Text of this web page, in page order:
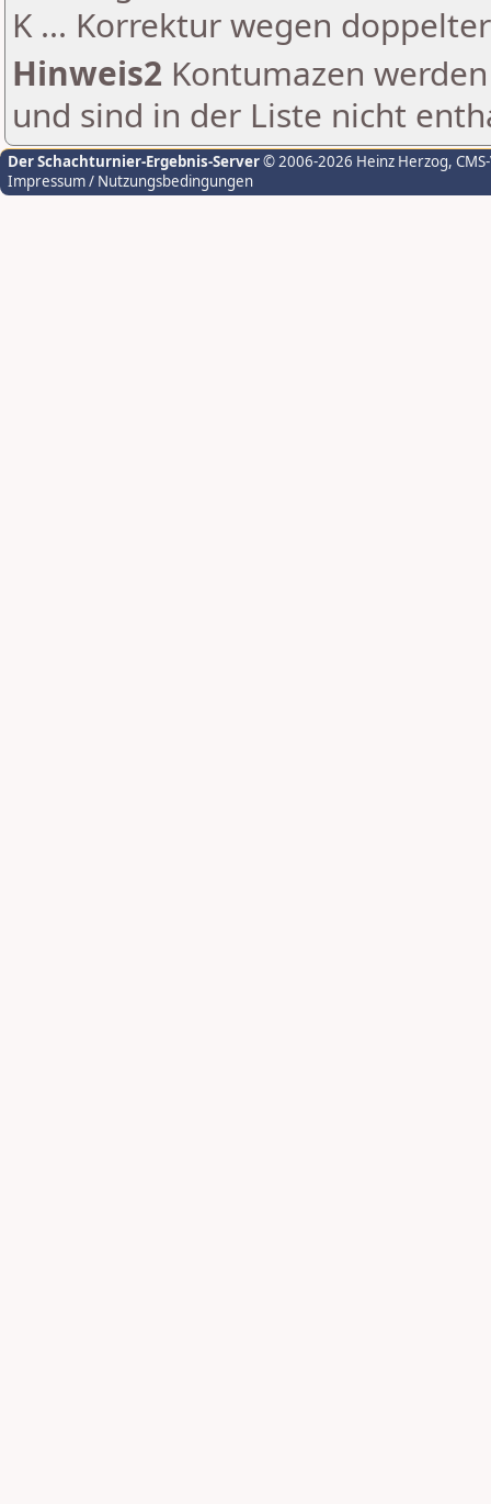
K ... Korrektur wegen
Hinweis2 Kontumazen
und sind in der Liste nicht
Der Schachturnier-Ergebnis-Server© 2006-2026 Heinz Herzog,
Impressum / Nutzungsbedingungen